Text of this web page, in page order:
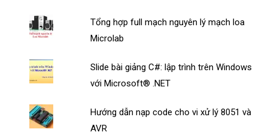
Tổng hợp full mạch nguyên lý mạch loa
Microlab
Slide bài giảng C#: lập trình trên Windows
với Microsoft® .NET
Hướng dẫn nạp code cho vi xử lý 8051 và
AVR